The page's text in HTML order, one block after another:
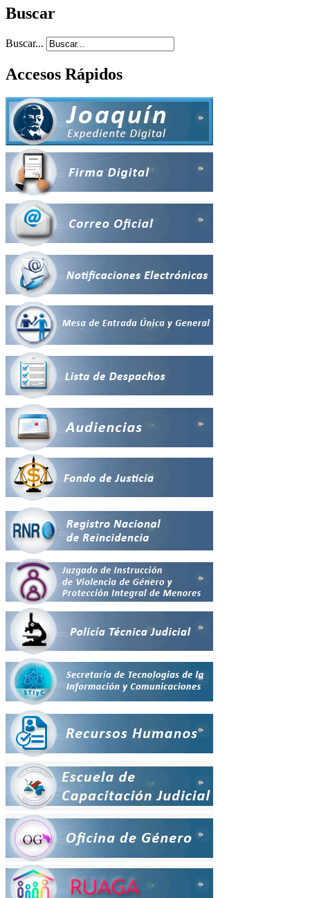
Buscar
Buscar...
Accesos Rápidos